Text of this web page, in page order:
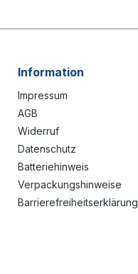
Information
Impressum
AGB
Widerruf
Datenschutz
Batteriehinweis
Verpackungshinweise
Barrierefreiheitserklärung